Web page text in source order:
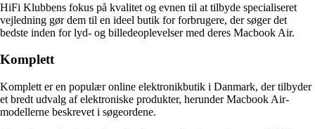
HiFi Klubbens fokus på kvalitet og evnen til at tilbyde specialiseret
vejledning gør dem til en ideel butik for forbrugere, der søger det
bedste inden for lyd- og billedeoplevelser med deres Macbook Air.
Komplett
Komplett er en populær online elektronikbutik i Danmark, der tilbyder
et bredt udvalg af elektroniske produkter, herunder Macbook Air-
modellerne beskrevet i søgeordene.